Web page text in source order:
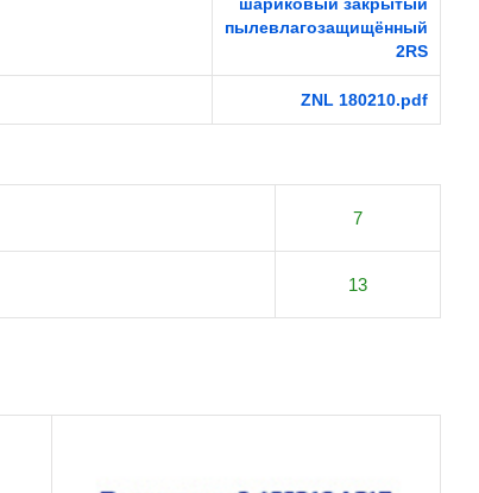
пылевлагозащищённый
2RS
ZNL 180210.pdf
7
13